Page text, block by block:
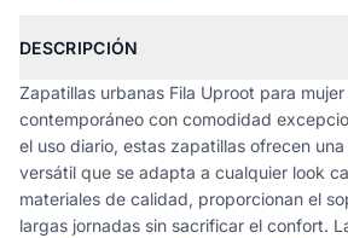
DESCRIPCIÓN
Zapatillas urbanas Fila Uproot para
contemporáneo con comodidad
el uso diario, estas zapatillas ofrecen
versátil que se adapta a cualquier look
materiales de calidad, proporcionan el
largas jornadas sin sacrificar el confort.